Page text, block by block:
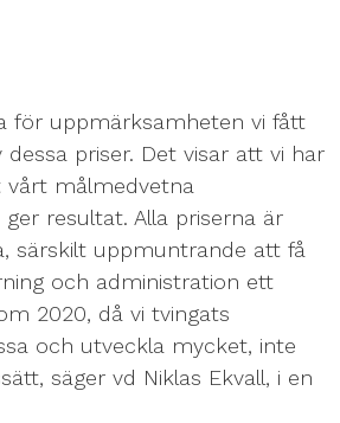
för uppmärksamheten vi fått
dessa priser. Det visar att vi har
målmedvetna
resultat. Alla priserna är
särskilt uppmuntrande att få
och administration ett
2020, då vi tvingats
och utveckla mycket, inte
säger vd Niklas Ekvall, i en